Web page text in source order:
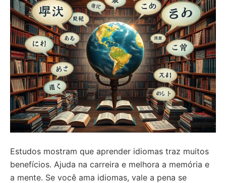
Estudos mostram que aprender idiomas traz muitos
benefícios. Ajuda na carreira e melhora a memória e
a mente. Se você ama idiomas, vale a pena se